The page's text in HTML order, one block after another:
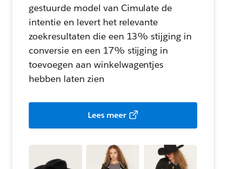
gestuurde model van Cimulate de
intentie en levert het relevante
zoekresultaten die een 13% stijging in
conversie en een 17% stijging in
toevoegen aan winkelwagentjes
hebben laten zien
Lees meer